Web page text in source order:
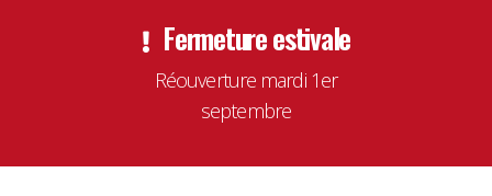
Fermeture estivale
Réouverture mardi 1er
septembre